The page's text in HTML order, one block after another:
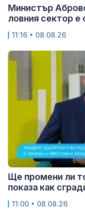
Министър
ловния сектор
11:16 • 08.08.26
Ще промени ли
показа как
11:00 • 08.08.26